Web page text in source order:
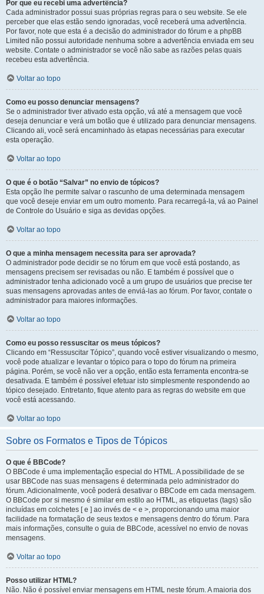
Por que eu recebi uma advertência?
Cada administrador possui suas próprias regras para o seu website. Se ele
perceber que elas estão sendo ignoradas, você receberá uma advertência.
Por favor, note que esta é a decisão do administrador do fórum e a phpBB
Limited não possui autoridade nenhuma sobre a advertência enviada em seu
website. Contate o administrador se você não sabe as razões pelas quais
recebeu esta advertência.
Voltar ao topo
Como eu posso denunciar mensagens?
Se o administrador tiver ativado esta opção, vá até a mensagem que você
deseja denunciar e verá um botão que é utilizado para denunciar mensagens.
Clicando ali, você será encaminhado às etapas necessárias para executar
esta operação.
Voltar ao topo
O que é o botão “Salvar” no envio de tópicos?
Esta opção lhe permite salvar o rascunho de uma determinada mensagem
que você deseje enviar em um outro momento. Para recarregá-la, vá ao Painel
de Controle do Usuário e siga as devidas opções.
Voltar ao topo
O que a minha mensagem necessita para ser aprovada?
O administrador pode decidir se no fórum em que você está postando, as
mensagens precisem ser revisadas ou não. E também é possível que o
administrador tenha adicionado você a um grupo de usuários que precise ter
suas mensagens aprovadas antes de enviá-las ao fórum. Por favor, contate o
administrador para maiores informações.
Voltar ao topo
Como eu posso ressuscitar os meus tópicos?
Clicando em “Ressuscitar Tópico”, quando você estiver visualizando o mesmo,
você pode atualizar e levantar o tópico para o topo do fórum na primeira
página. Porém, se você não ver a opção, então esta ferramenta encontra-se
desativada. E também é possível efetuar isto simplesmente respondendo ao
tópico desejado. Entretanto, fique atento para as regras do website em que
você está acessando.
Voltar ao topo
Sobre os Formatos e Tipos de Tópicos
O que é BBCode?
O BBCode é uma implementação especial do HTML. A possibilidade de se
usar BBCode nas suas mensagens é determinada pelo administrador do
fórum. Adicionalmente, você poderá desativar o BBCode em cada mensagem.
O BBCode por si mesmo é similar em estilo ao HTML, as etiquetas (tags) são
incluídas em colchetes [ e ] ao invés de < e >, proporcionando uma maior
facilidade na formatação de seus textos e mensagens dentro do fórum. Para
mais informações, consulte o guia de BBCode, acessível no envio de novas
mensagens.
Voltar ao topo
Posso utilizar HTML?
Não. Não é possível enviar mensagens em HTML neste fórum. A maioria dos